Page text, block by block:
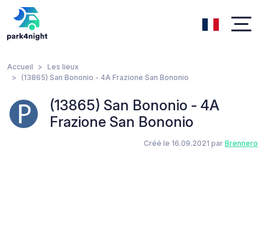
Accueil
Les lieux
(13865) San Bononio - 4A Frazione San Bononio
(13865) San Bononio - 4A
Frazione San Bononio
Créé le 16.09.2021 par Brennero